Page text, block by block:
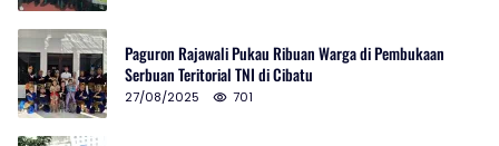
Paguron Rajawali Pukau Ribuan Warga di Pembukaan
Serbuan Teritorial TNI di Cibatu
27/08/2025 701